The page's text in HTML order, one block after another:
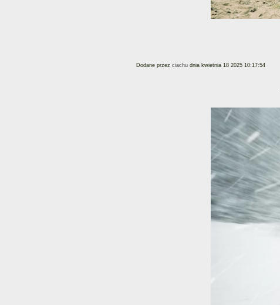
Dodane przez ciachu dnia kwietnia 18 2025 10:17:54